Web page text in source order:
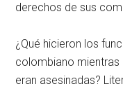
derechos de sus
¿Qué hicieron los
colombiano mientras
eran asesinadas?